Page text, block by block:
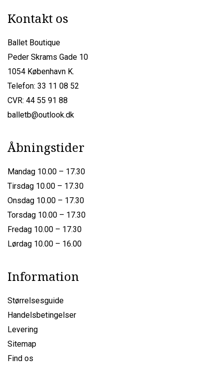
Kontakt os
Ballet Boutique
Peder Skrams Gade 10
1054 København K.
Telefon: 33 11 08 52
CVR: 44 55 91 88
balletb@outlook.dk
Åbningstider
Mandag 10.00 – 17.30
Tirsdag 10.00 – 17.30
Onsdag 10.00 – 17.30
Torsdag 10.00 – 17.30
Fredag 10.00 – 17.30
Lørdag 10.00 – 16.00
Information
Størrelsesguide
Handelsbetingelser
Levering
Sitemap
Find os